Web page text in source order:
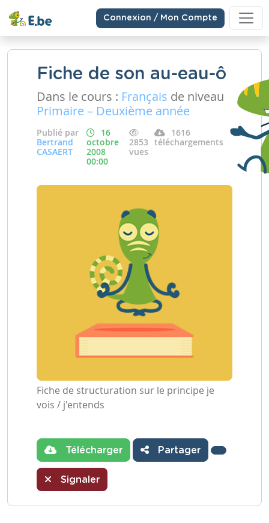
Connexion / Mon Compte
Fiche de son au-eau-ô
Dans le cours : Français de niveau
Primaire – Deuxième année
Publié par
Bertrand
CASAERT
16
octobre
2008
00:00
2853
vues
1616
téléchargements
Fiche de structuration sur le principe je
vois / j'entends
Télécharger Partager
Signaler